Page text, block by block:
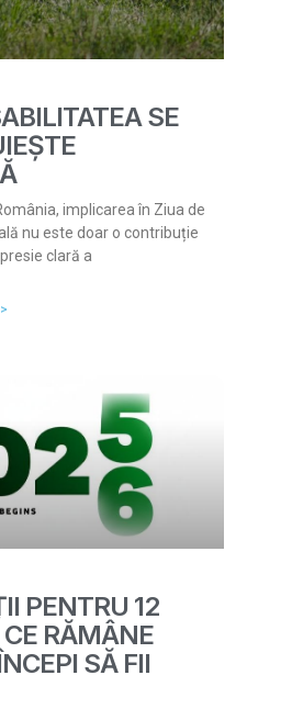
SE
implicarea în Ziua de
nu este doar o contribuție
clară a
PENTRU 12
RĂMÂNE
SĂ FII